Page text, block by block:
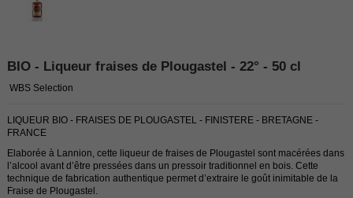
BIO - Liqueur fraises de Plougastel - 22° - 50 cl
WBS Selection
LIQUEUR BIO - FRAISES DE PLOUGASTEL - FINISTERE - BRETAGNE -
FRANCE
Elaborée à Lannion, cette liqueur de fraises de Plougastel sont macérées dans
l’alcool avant d’être pressées dans un pressoir traditionnel en bois. Cette
technique de fabrication authentique permet d’extraire le goût inimitable de la
Fraise de Plougastel.